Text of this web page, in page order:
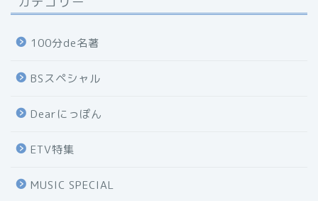
100分de名著
BSスペシャル
Dearにっぽん
ETV特集
MUSIC SPECIAL